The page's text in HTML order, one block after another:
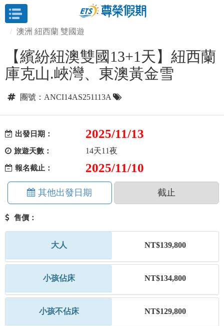
目前位置：
澳洲+紐西蘭雙國
澳洲 紐西蘭 雙國遊
【繽紛紐澳雙國13+1天】紐西蘭
庫克山.峽灣、東澳黃金雪
團號：ANCI14AS251113A
出發日期： 2025/11/13
旅遊天數： 14天11夜
報名截止： 2025/11/10
其他出發日期 截止
售價：
大人 NT$139,800
小孩佔床 NT$134,800
小孩不佔床 NT$129,800